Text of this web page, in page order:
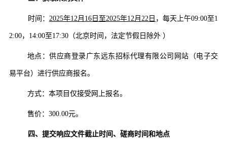
时间： 2025年12 月 16日至2025年12 月 22 日 ，每天上午09:00至1
2:00， 14:00至17:30（北京时间，法定节假日除外 ）
地点：供应商登录广东远东招标代理有限公司 网站（电子交
易平台）进行供应商报名。
方式：本项目仅接受网上报名。
售价： 300.00元。
四、 提交响应文件截止时间、磋商时间和地点